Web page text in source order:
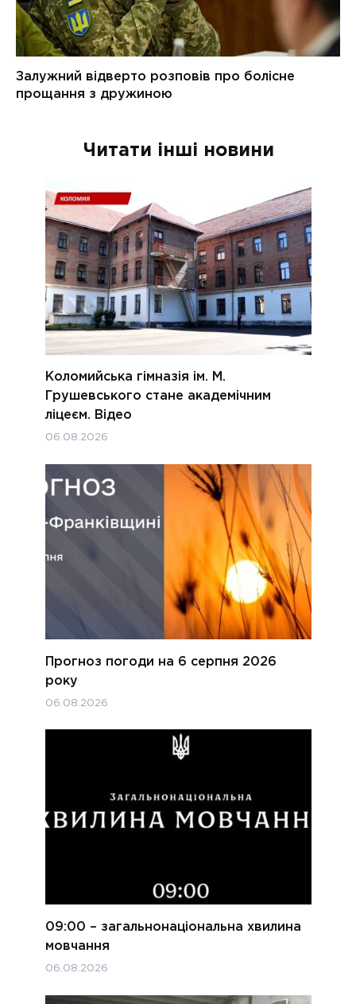
Читати інші новини
Коломийська гімназія ім. М.
Грушевського стане академічним
ліцеєм. Відео
06.08.2026
Прогноз погоди на 6 серпня 2026
року
06.08.2026
09:00 – загальнонаціональна хвилина
мовчання
06.08.2026